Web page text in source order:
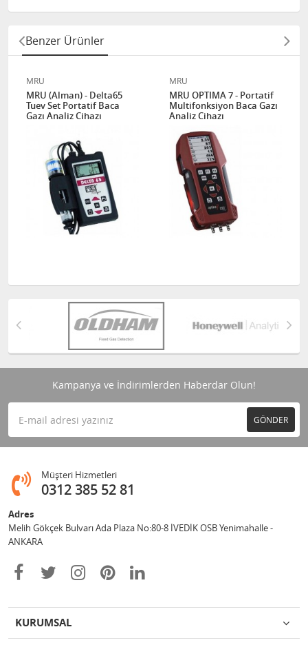
Benzer Ürünler
MRU
MRU (Alman) - Delta65
Tuev Set Portatif Baca
Gazı Analiz Cihazı
MRU
MRU OPTIMA 7 - Portatif
Multifonksiyon Baca Gazı
Analiz Cihazı
Kampanya ve İndirimlerden Haberdar Olun!
GÖNDER
Müşteri Hizmetleri
0312 385 52 81
Adres
Melih Gökçek Bulvarı Ada Plaza No:80-8 İVEDİK OSB Yenimahalle -
ANKARA
KURUMSAL